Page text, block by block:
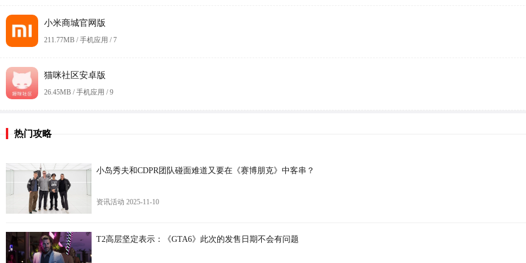
小米商城官网版
211.77MB / 手机应用 /7
猫咪社区安卓版
26.45MB / 手机应用 /9
热门攻略
小岛秀夫和CDPR团队碰面难道又要在《赛博朋克》中客串？
资讯活动 2025-11-10
T2高层坚定表示：《GTA6》此次的发售日期不会有问题